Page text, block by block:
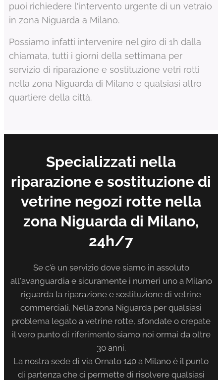
puoi richiedere l'intervento urgente di un vetraio
in zona Niguarda a Milano.
Possiamo infatti intervenire nel giro di 1h dalla
chiamata, tutti i giorni della settimana per
servizio di riparazione e sostituzione vetri rotti
nella zona Niguarda di Milano e qualsiasi altro
quartiere della città.
Specializzati nella
riparazione e sostituzione di
vetrine negozi rotte nella
zona Niguarda di Milano,
24h/7
Se c'è un servizio dove siamo in assoluto
all'avanguardia e sicuramente i numeri uno a Milano
riguarda la riparazione e sostituzione di vetrine
commerciali. Nella zona Niguarda per qualsiasi
problema legato a vetrine rotte, sfondate o crepate
il vero punto di riferimento siamo noi ormai da oltre
30 anni.
La nostra sede di via Ornato 140 a Milano è il punto
di partenza che ci permette di risolvere qualsiasi